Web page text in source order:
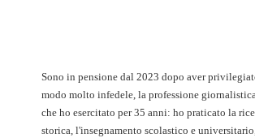
Sono in pensione dal 2023 dopo aver
modo molto infedele, la professione
che ho esercitato per 35 anni: ho praticato la
storica, l'insegnamento scolastico e